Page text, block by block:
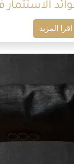
اقرا المزيد